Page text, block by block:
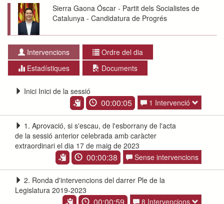
Sierra Gaona Óscar - Partit dels Socialistes de
Catalunya - Candidatura de Progrés
Intervencions
Ordre del dia
Estadístiques
Documents
Inici Inici de la sessió
00:00:05 1 Intervenció
1. Aprovació, si s'escau, de l'esborrany de l'acta
de la sessió anterior celebrada amb caràcter
extraordinari el dia 17 de maig de 2023
00:00:38 Sense intervencions
2. Ronda d'intervencions del darrer Ple de la
Legislatura 2019-2023
00:00:59 8 Intervencions